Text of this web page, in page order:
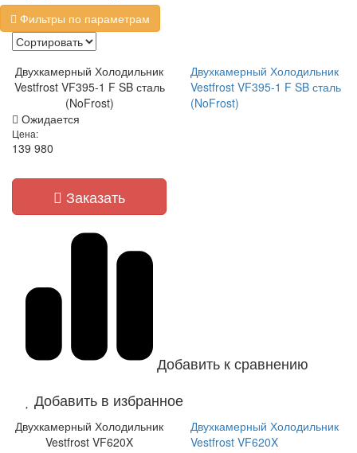
Фильтры по параметрам
Двухкамерный Холодильник
Vestfrost VF395-1 F SB сталь
(NoFrost)
Двухкамерный Холодильник
Vestfrost VF395-1 F SB сталь
(NoFrost)
Ожидается
Цена:
139 980
Заказать
Добавить к сравнению
Добавить в избранное
Двухкамерный Холодильник
Vestfrost VF620X
Двухкамерный Холодильник
Vestfrost VF620X